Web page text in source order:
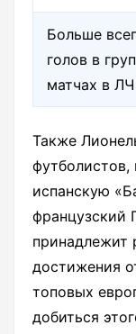
Больше
голов в
матчах в ЛЧ
Также
испанскую
принадлежит
достижения
топовых
добиться